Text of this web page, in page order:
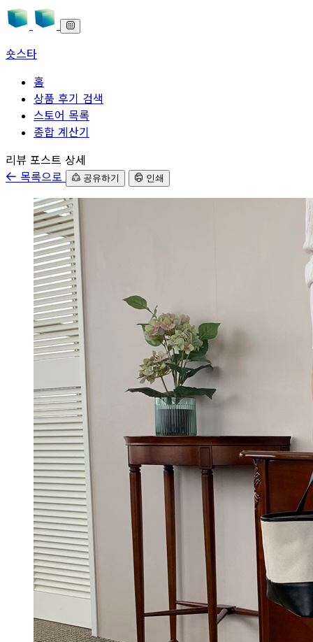
숏스타
홈
상품 후기 검색
스토어 목록
종합 계산기
본문으로 바로가기
리뷰 포스트 상세
목록으로
공유하기 인쇄